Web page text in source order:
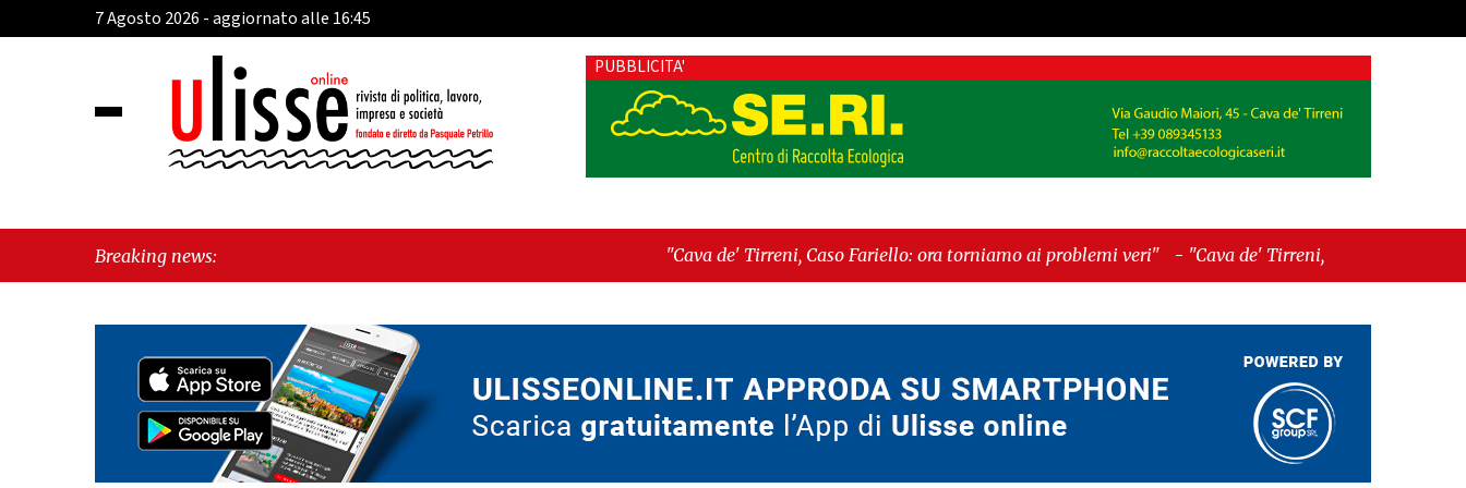
7 Agosto 2026 - aggiornato alle 16:45
PUBBLICITA'
Breaking news: "Cava de' Tirreni, Caso Fariello: ora torniamo ai problemi veri" -"Cava de' Tirreni, quando la burocrazia
dimentica perché esiste"